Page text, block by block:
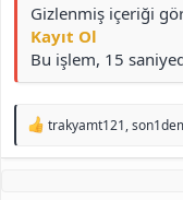
Gizlenmiş içeriği
Kayıt Ol
Bu işlem, 15
T
p
trakyamt121,